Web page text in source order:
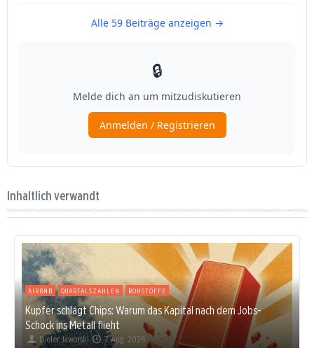
Inhaltlich verwandt
AIRBNB QUARTALSZAHLEN ROHSTOFFE
Kupfer schlägt Chips: Warum das Kapital nach dem Jobs-
Schock ins Metall flieht
Dieter Jaworski 7. Aug. 2026